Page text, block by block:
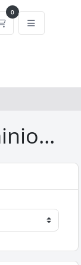
0
Carrito